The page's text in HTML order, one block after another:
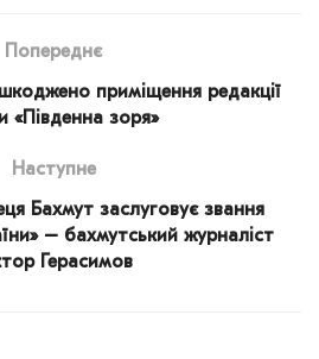
Попереднє
приміщення редакції
«Південна зоря»
Наступне
Бахмут заслуговує звання
– бахмутський журналіст
Герасимов